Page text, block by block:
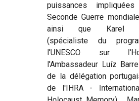
puissances
Seconde Guerre
ainsi que Karel
(spécialiste du
l'UNESCO sur
l'Ambassadeur Luíz
de la délégation
de l'IHRA -